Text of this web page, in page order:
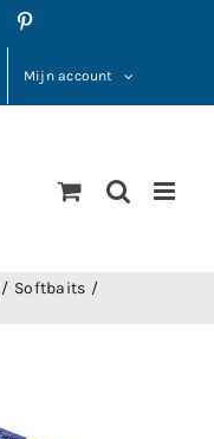
Mijn account
Softbaits